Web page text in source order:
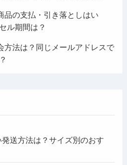
品の支払・引き落としはい
ル期間は？
方法は？同じメールアドレスで
送方法は？サイズ別のおす